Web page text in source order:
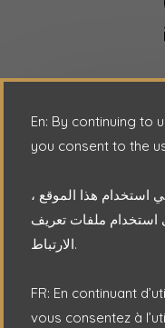
En: By continuing to
you consent to the
استخدام هذا الموقع ،
استخدام ملفات تعريف
الارتباط.
FR: En continuant
vous consentez à